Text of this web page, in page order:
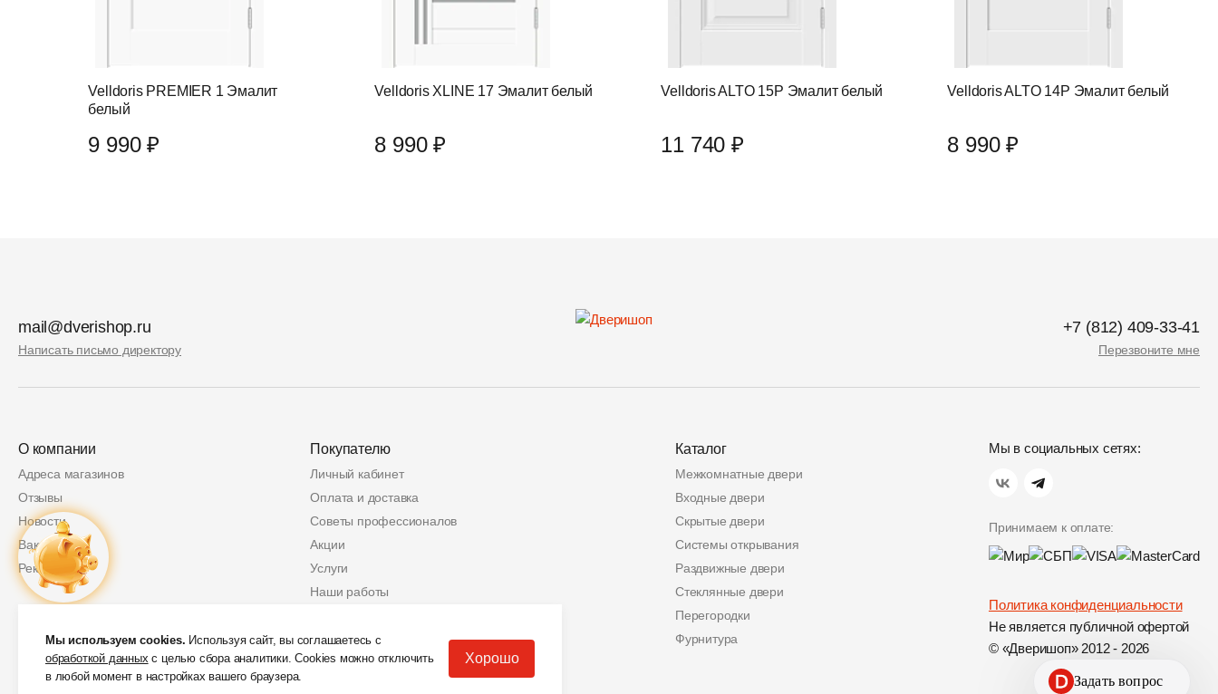
Velldoris PREMIER 1 Эмалит
белый
9 990 ₽
Velldoris XLINE 17 Эмалит белый
8 990 ₽
Velldoris ALTO 15P Эмалит белый
11 740 ₽
Velldoris ALTO 14P Эмалит белый
8 990 ₽
mail@dverishop.ru
Написать письмо директору
+7 (812) 409-33-41
Перезвоните мне
О компании
Адреса магазинов
Отзывы
Новости
Вакансии
Реквизиты
Покупателю
Личный кабинет
Оплата и доставка
Советы профессионалов
Акции
Услуги
Наши работы
Защита персональных данных
Скидки от партнеров
Каталог
Межкомнатные двери
Входные двери
Скрытые двери
Системы открывания
Раздвижные двери
Стеклянные двери
Перегородки
Фурнитура
Мы в социальных сетях:
Принимаем к оплате:
Политика конфиденциальности
Не является публичной офертой
© «Дверишоп» 2012 - 2026
2 000 руб.
Мы используем cookies. Используя сайт, вы соглашаетесь с
обработкой данных с целью сбора аналитики. Cookies можно отключить
в любой момент в настройках вашего браузера.
Хорошо